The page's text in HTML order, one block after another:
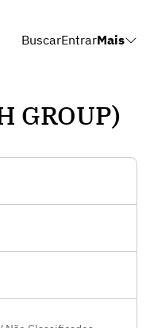
BuscarEntrarMais
GROUP)